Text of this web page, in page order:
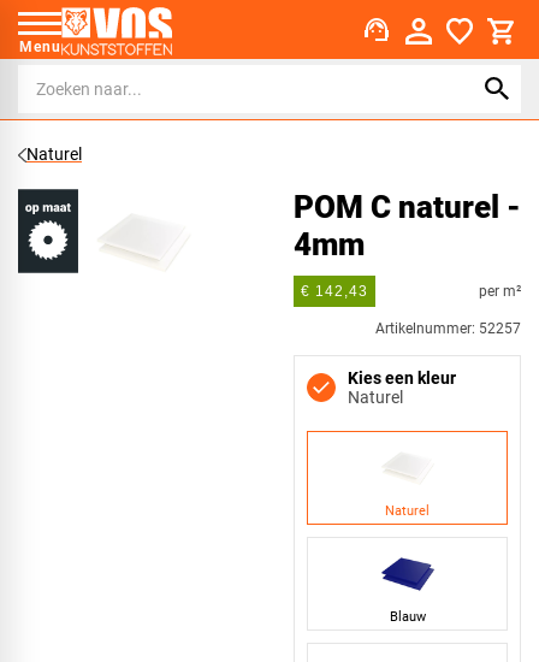
Menu support_agent
Naturel
POM C naturel -
4mm
€ 142,43 per m²
Artikelnummer: 52257
Kies een kleur
Naturel
Naturel
Blauw